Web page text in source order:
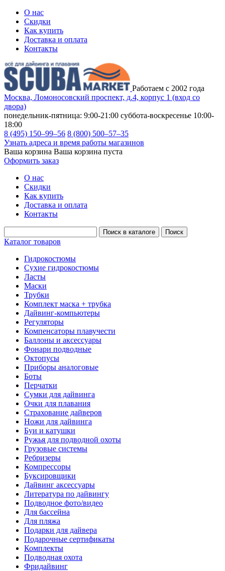
О нас
Скидки
Как купить
Доставка и оплата
Контакты
Работаем с 2002 года
Москва, Ломоносовский проспект, д.4, корпус 1 (вход со
двора)
понедельник-пятница: 9:00-21:00 суббота-воскресенье 10:00-
18:00
8 (495) 150–99–56 8 (800) 500–57–35
Узнать адреса и время работы магазинов
Ваша корзина Ваша корзина пуста
Оформить заказ
О нас
Скидки
Как купить
Доставка и оплата
Контакты
Каталог товаров
Гидрокостюмы
Сухие гидрокостюмы
Ласты
Маски
Трубки
Комплект маска + трубка
Дайвинг-компьютеры
Регуляторы
Компенсаторы плавучести
Баллоны и аксессуары
Фонари подводные
Октопусы
Приборы аналоговые
Боты
Перчатки
Сумки для дайвинга
Очки для плавания
Страхование дайверов
Ножи для дайвинга
Буи и катушки
Ружья для подводной охоты
Грузовые системы
Ребризеры
Компрессоры
Буксировщики
Дайвинг аксессуары
Литература по дайвингу
Подводное фото/видео
Для бассейна
Для пляжа
Подарки для дайвера
Подарочные сертификаты
Комплекты
Подводная охота
Фридайвинг